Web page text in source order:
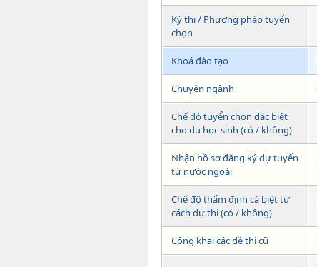
Kỳ thi / Phương pháp tuyển
chọn
Khoá đào tạo
Chuyên ngành
Chế độ tuyển chọn đăc biệt
cho du học sinh (có / không)
Nhận hồ sơ đăng ký dự tuyển
từ nước ngoài
Chế độ thẩm định cá biệt tư
cách dự thi (có / không)
Công khai các đề thi cũ